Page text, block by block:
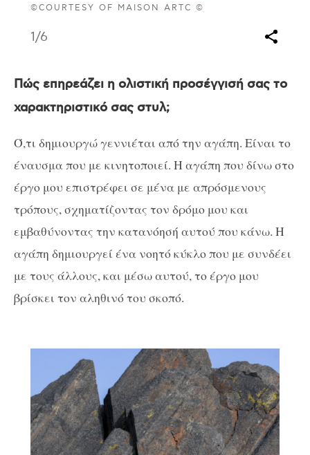
©COURTESY OF MAISON ARTC ©
1/6
Πώς επηρεάζει η ολιστική προσέγγισή σας το
χαρακτηριστικό σας στυλ;
Ό,τι δημιουργώ γεννιέται από την αγάπη. Είναι το
έναυσμα που με κινητοποιεί. Η αγάπη που δίνω στο
έργο μου επιστρέφει σε μένα με απρόσμενους
τρόπους, σχηματίζοντας τον δρόμο μου και
εμβαθύνοντας την κατανόησή αυτού που κάνω. Η
αγάπη δημιουργεί ένα νοητό κύκλο που με συνδέει
με τους άλλους, και μέσω αυτού, το έργο μου
βρίσκει τον αληθινό του σκοπό.